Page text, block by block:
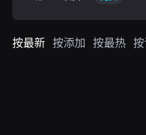
按最新 按添加 按最热